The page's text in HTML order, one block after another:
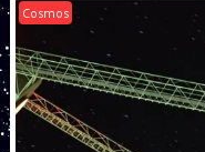
Cosmos